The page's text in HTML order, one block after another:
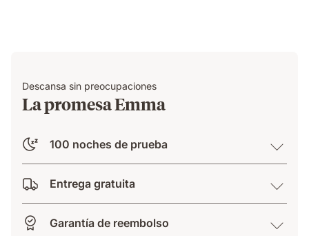
Descansa sin preocupaciones
La promesa Emma
100 noches de prueba
Entrega gratuita
Garantía de reembolso